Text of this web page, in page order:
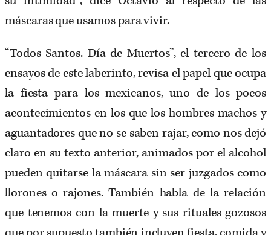
máscaras que usamos para vivir.
“Todos Santos. Día de Muertos”, el tercero de los
ensayos de este laberinto, revisa el papel que ocupa
la fiesta para los mexicanos, uno de los pocos
acontecimientos en los que los hombres machos y
aguantadores que no se saben rajar, como nos dejó
claro en su texto anterior, animados por el alcohol
pueden quitarse la máscara sin ser juzgados como
llorones o rajones. También habla de la relación
que tenemos con la muerte y sus rituales gozosos